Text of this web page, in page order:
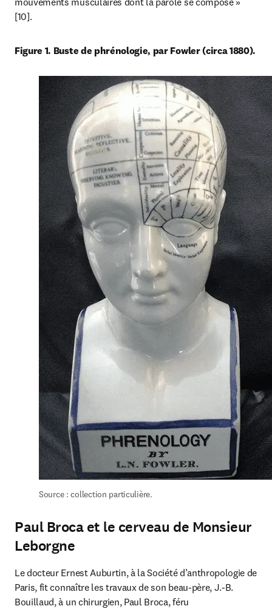
[10].
Figure 1. Buste de phrénologie, par Fowler (circa 1880).
Source : collection particulière.
Paul Broca et le cerveau de Monsieur
Leborgne
Le docteur Ernest Auburtin, à la Société d’anthropologie de
Paris, fit connaître les travaux de son beau-père, J.-B.
Bouillaud, à un chirurgien, Paul Broca, féru